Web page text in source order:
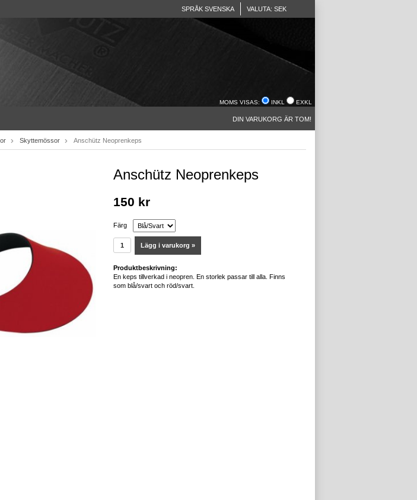
SPRÅK SVENSKA VALUTA: SEK
MOMS VISAS: INKL EXKL
DIN VARUKORG ÄR TOM!
Skyttemössor Anschütz Neoprenkeps
Anschütz Neoprenkeps
150 kr
Färg
Lägg i varukorg »
Produktbeskrivning:
En keps tillverkad i neopren. En storlek passar till alla. Finns
som blå/svart och röd/svart.